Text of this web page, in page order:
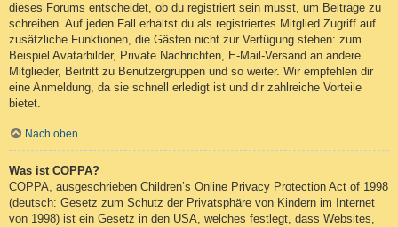
dieses Forums entscheidet, ob du registriert sein musst, um Beiträge zu
schreiben. Auf jeden Fall erhältst du als registriertes Mitglied Zugriff auf
zusätzliche Funktionen, die Gästen nicht zur Verfügung stehen: zum
Beispiel Avatarbilder, Private Nachrichten, E-Mail-Versand an andere
Mitglieder, Beitritt zu Benutzergruppen und so weiter. Wir empfehlen dir
eine Anmeldung, da sie schnell erledigt ist und dir zahlreiche Vorteile
bietet.
Nach oben
Was ist COPPA?
COPPA, ausgeschrieben Children’s Online Privacy Protection Act of 1998
(deutsch: Gesetz zum Schutz der Privatsphäre von Kindern im Internet
von 1998) ist ein Gesetz in den USA, welches festlegt, dass Websites,